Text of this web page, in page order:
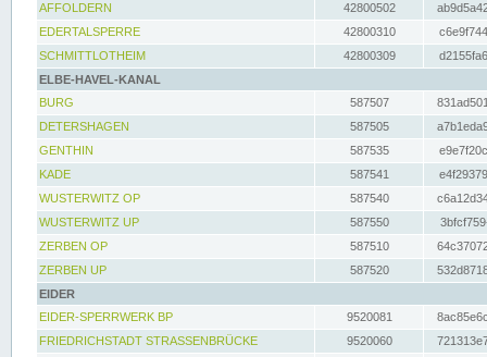
AFFOLDERN
42800502
EDERTALSPERRE
42800310
SCHMITTLOTHEIM
42800309
ELBE-HAVEL-KANAL
BURG
587507
DETERSHAGEN
587505
GENTHIN
587535
KADE
587541
WUSTERWITZ OP
587540
WUSTERWITZ UP
587550
ZERBEN OP
587510
ZERBEN UP
587520
EIDER
EIDER-SPERRWERK BP
9520081
FRIEDRICHSTADT STRASSENBRÜCKE
9520060